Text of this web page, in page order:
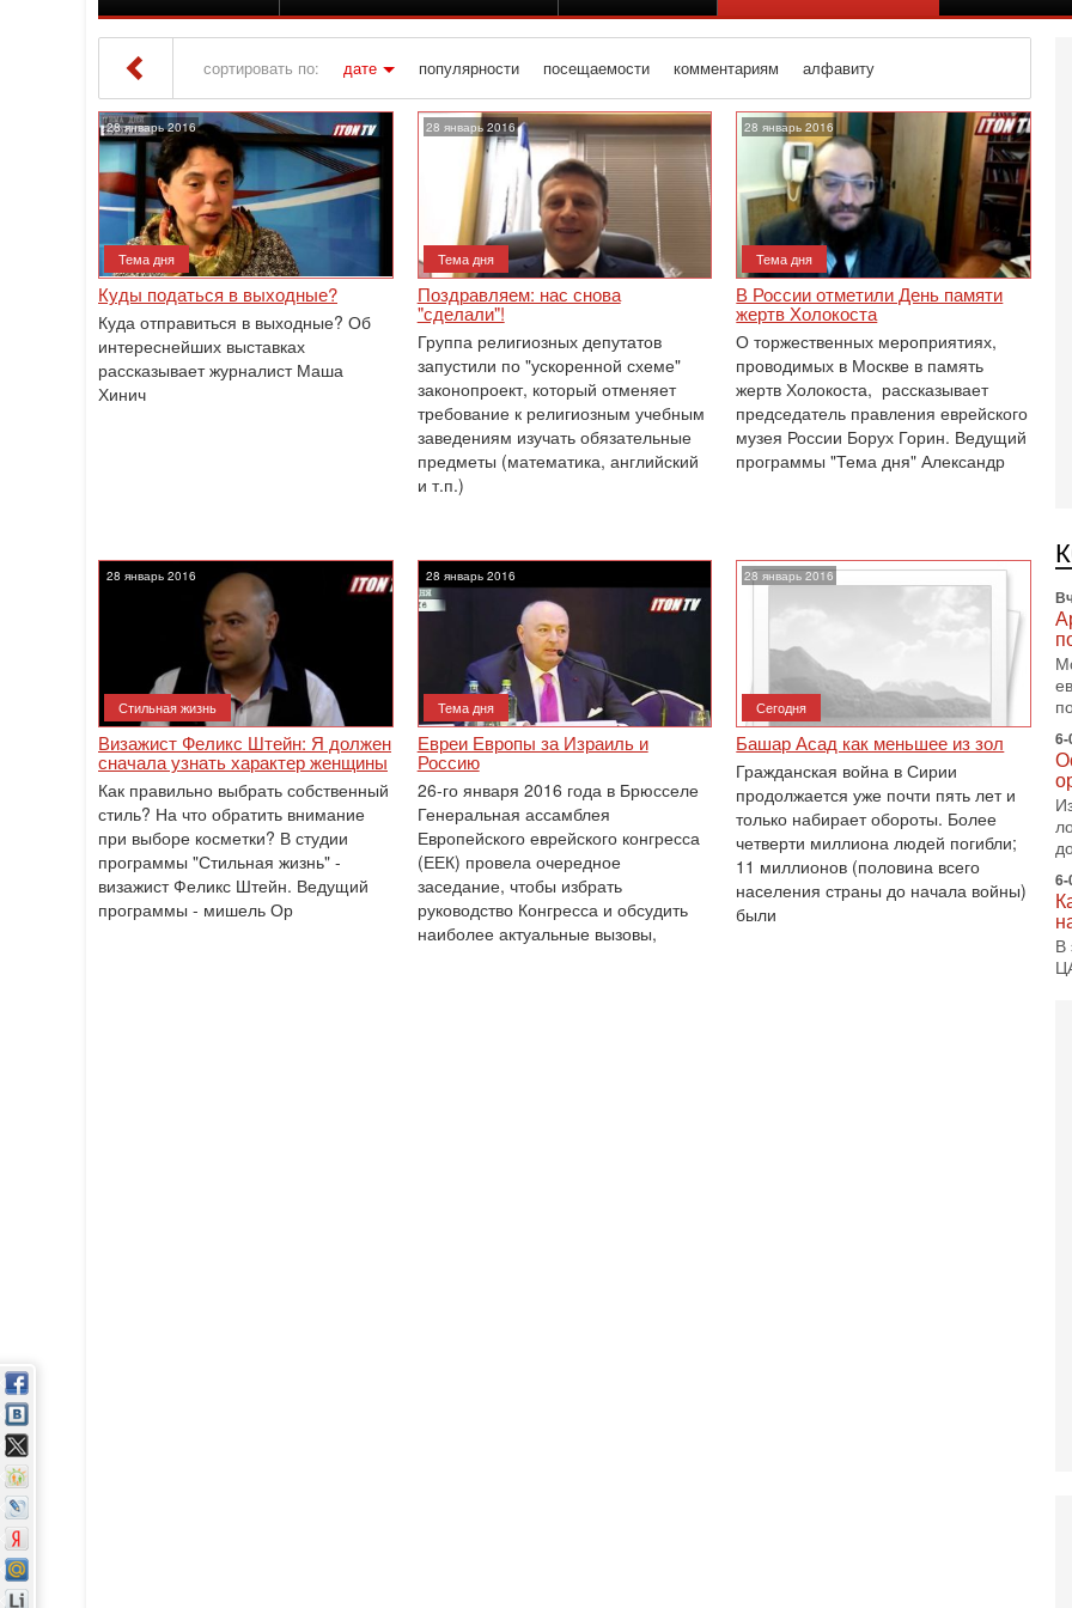
сортировать по: дате популярности посещаемости комментариям алфавиту
Iton TV» Материалы за 28.01.2016
28 январь 2016
Тема дня
Куды податься в выходные?
Куда отправиться в выходные? Об
интереснейших выставках
рассказывает журналист Маша
Хинич
28 январь 2016
Тема дня
Поздравляем: нас снова
"сделали"!
Группа религиозных депутатов
запустили по "ускоренной схеме"
законопроект, который отменяет
требование к религиозным учебным
заведениям изучать обязательные
предметы (математика, английский
и т.п.)
28 январь 2016
Тема дня
В России отметили День памяти
жертв Холокоста
О торжественных мероприятиях,
проводимых в Москве в память
жертв Холокоста, рассказывает
председатель правления еврейского
музея России Борух Горин. Ведущий
программы "Тема дня" Александр
28 январь 2016
Стильная жизнь
Визажист Феликс Штейн: Я должен
сначала узнать характер женщины
Как правильно выбрать собственный
стиль? На что обратить внимание
при выборе косметки? В студии
программы "Стильная жизнь" -
визажист Феликс Штейн. Ведущий
программы - мишель Ор
28 январь 2016
Тема дня
Евреи Европы за Израиль и
Россию
26-го января 2016 года в Брюсселе
Генеральная ассамблея
Европейского еврейского конгресса
(ЕЕК) провела очередное
заседание, чтобы избрать
руководство Конгресса и обсудить
наиболее актуальные вызовы,
28 январь 2016
Сегодня
Башар Асад как меньшее из зол
Гражданская война в Сирии
продолжается уже почти пять лет и
только набирает обороты. Более
четверти миллиона людей погибли;
11 миллионов (половина всего
населения страны до начала войны)
были
6-
6-
В